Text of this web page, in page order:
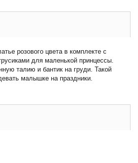
розового цвета в комплекте с
для маленькой принцессы.
талию и бантик на груди. Такой
малышке на праздники.